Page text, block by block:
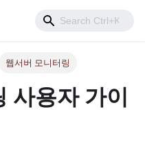
웹서버 모니터링
사용자 가이